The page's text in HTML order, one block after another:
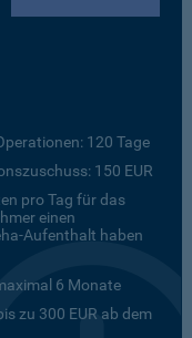
120 Tage
150 EUR
pro Tag für das
einen
Aufenthalt haben
6 Monate
zu 300 EUR ab dem